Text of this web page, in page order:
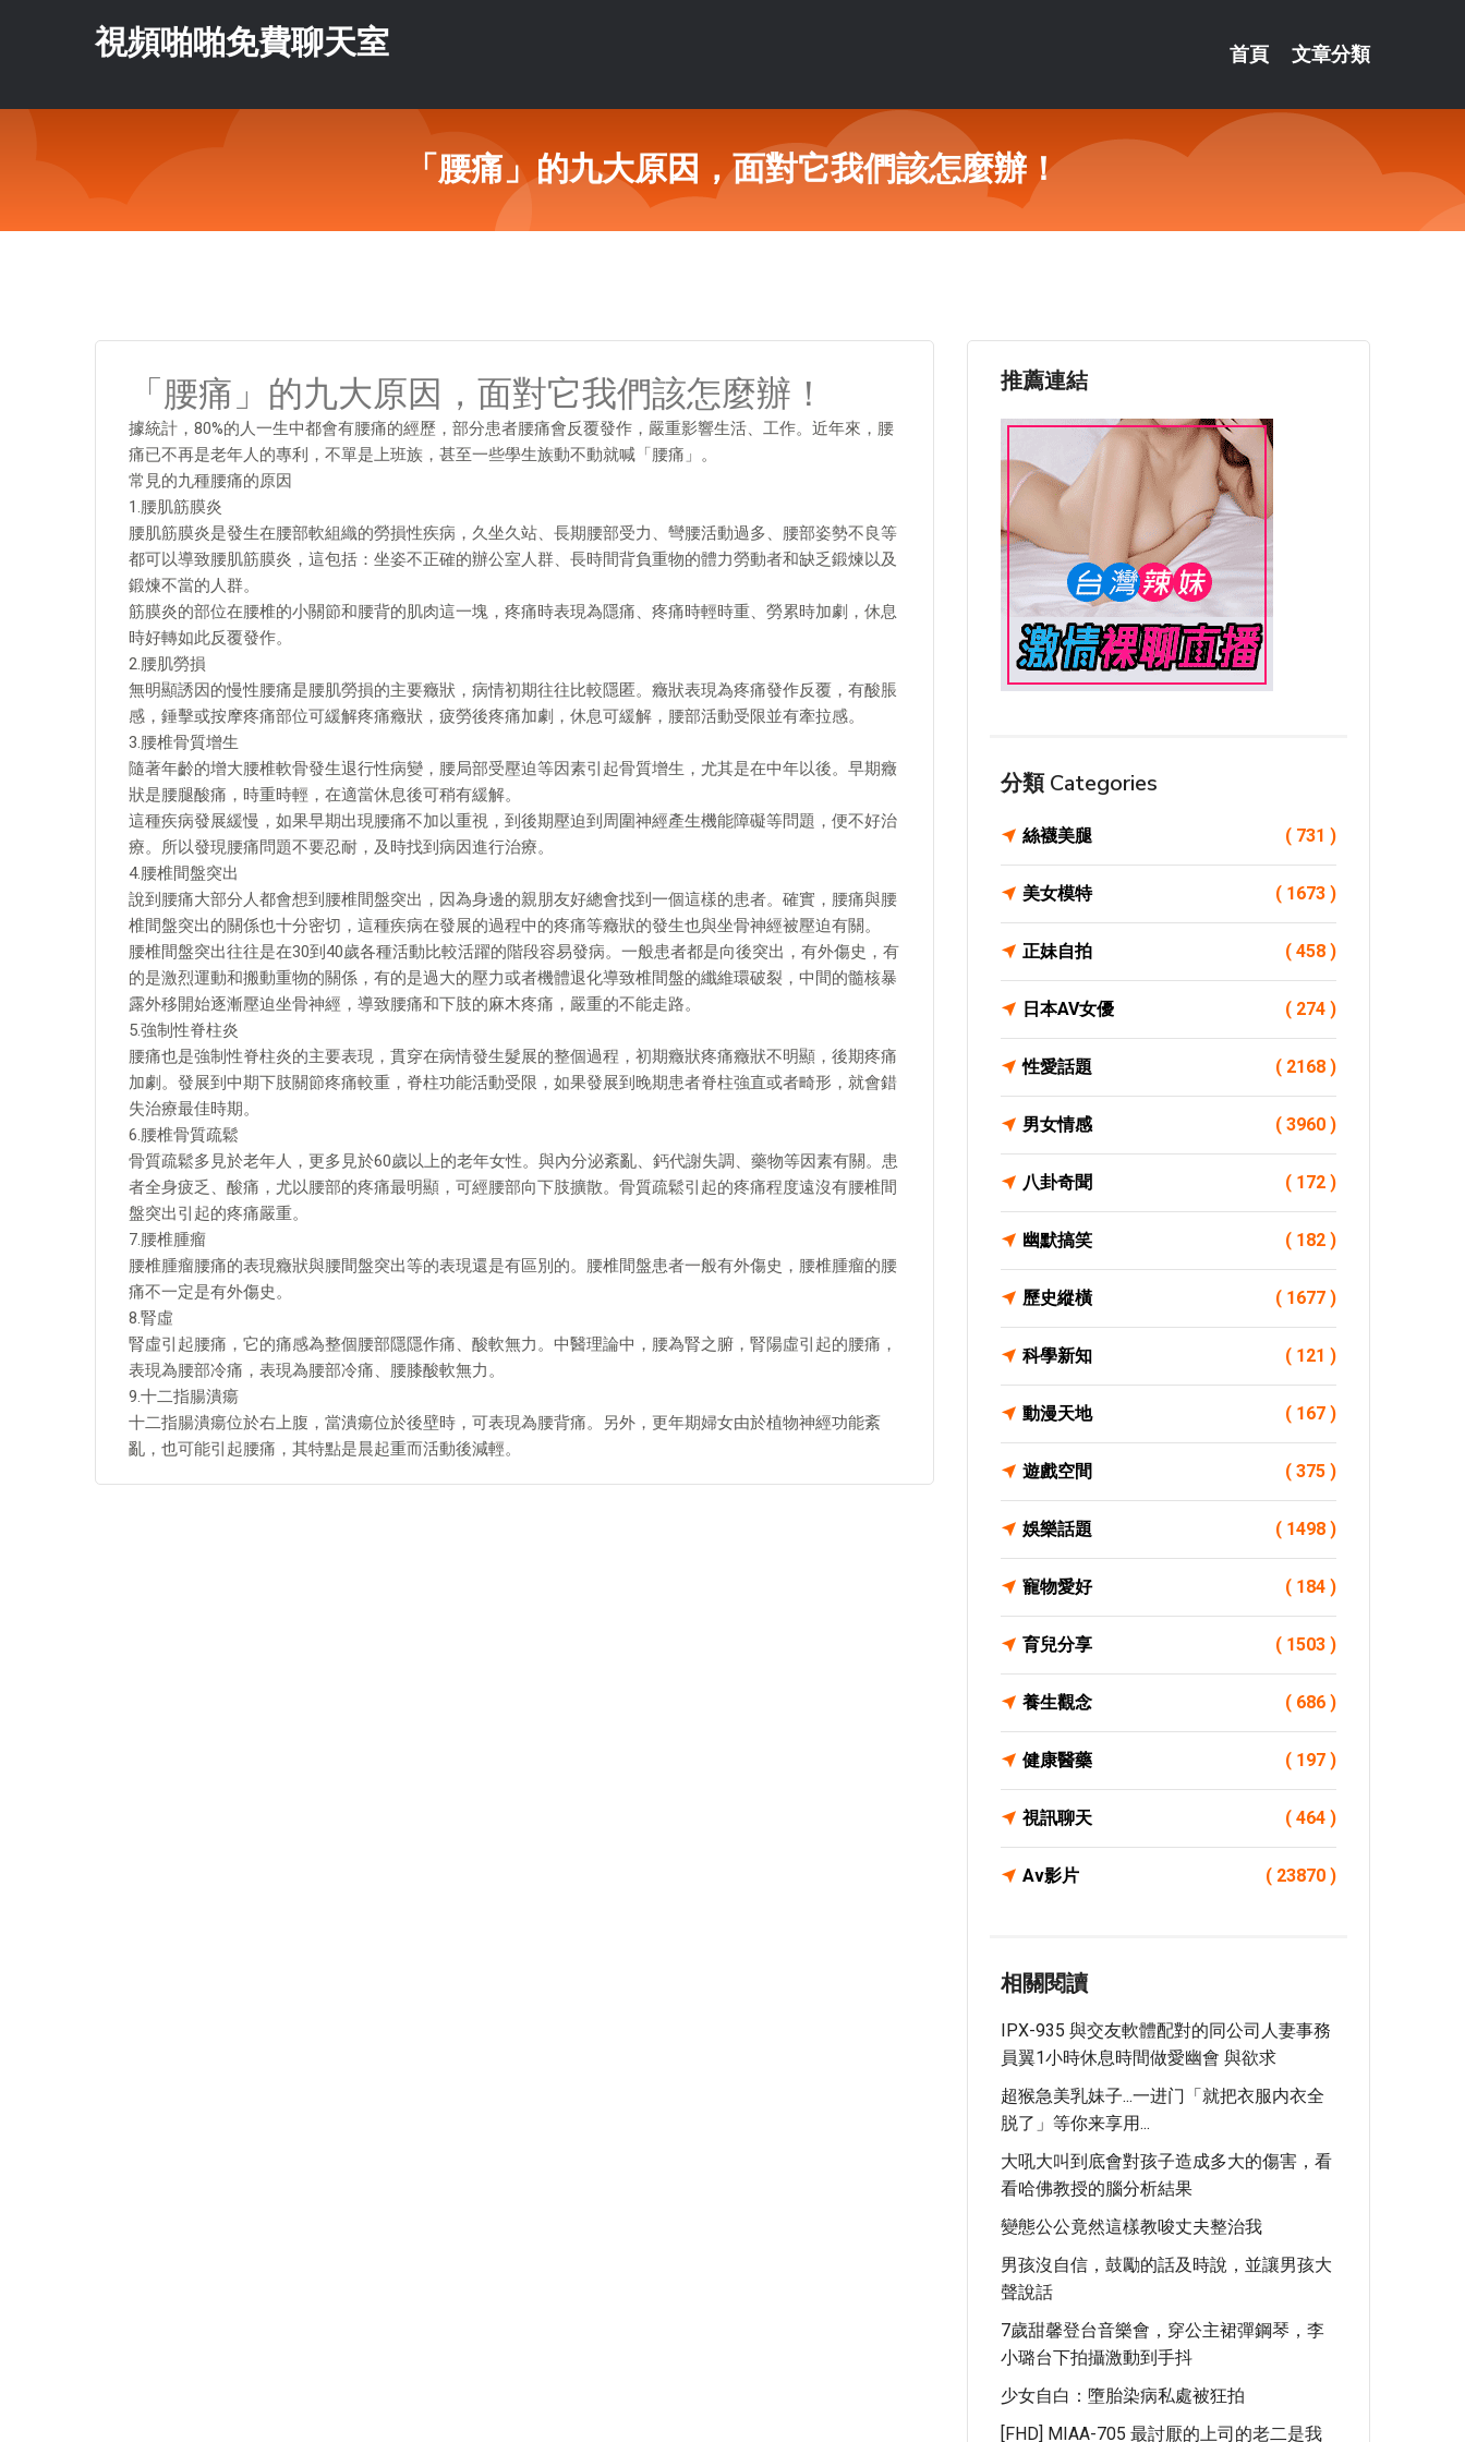
視頻啪啪免費聊天室 首頁 文章分類
「腰痛」的九大原因，面對它我們該怎麼辦！
「腰痛」的九大原因，面對它我們該怎麼辦！
據統計，80%的人一生中都會有腰痛的經歷，部分患者腰痛會反覆發作，嚴重影響生活、工作。近年來，腰
痛已不再是老年人的專利，不單是上班族，甚至一些學生族動不動就喊「腰痛」。
常見的九種腰痛的原因
1.腰肌筋膜炎
腰肌筋膜炎是發生在腰部軟組織的勞損性疾病，久坐久站、長期腰部受力、彎腰活動過多、腰部姿勢不良等
都可以導致腰肌筋膜炎，這包括：坐姿不正確的辦公室人群、長時間背負重物的體力勞動者和缺乏鍛煉以及
鍛煉不當的人群。
筋膜炎的部位在腰椎的小關節和腰背的肌肉這一塊，疼痛時表現為隱痛、疼痛時輕時重、勞累時加劇，休息
時好轉如此反覆發作。
2.腰肌勞損
無明顯誘因的慢性腰痛是腰肌勞損的主要癥狀，病情初期往往比較隱匿。癥狀表現為疼痛發作反覆，有酸脹
感，錘擊或按摩疼痛部位可緩解疼痛癥狀，疲勞後疼痛加劇，休息可緩解，腰部活動受限並有牽拉感。
3.腰椎骨質增生
隨著年齡的增大腰椎軟骨發生退行性病變，腰局部受壓迫等因素引起骨質增生，尤其是在中年以後。早期癥
狀是腰腿酸痛，時重時輕，在適當休息後可稍有緩解。
這種疾病發展緩慢，如果早期出現腰痛不加以重視，到後期壓迫到周圍神經產生機能障礙等問題，便不好治
療。所以發現腰痛問題不要忍耐，及時找到病因進行治療。
4.腰椎間盤突出
說到腰痛大部分人都會想到腰椎間盤突出，因為身邊的親朋友好總會找到一個這樣的患者。確實，腰痛與腰
椎間盤突出的關係也十分密切，這種疾病在發展的過程中的疼痛等癥狀的發生也與坐骨神經被壓迫有關。
腰椎間盤突出往往是在30到40歲各種活動比較活躍的階段容易發病。一般患者都是向後突出，有外傷史，有
的是激烈運動和搬動重物的關係，有的是過大的壓力或者機體退化導致椎間盤的纖維環破裂，中間的髓核暴
露外移開始逐漸壓迫坐骨神經，導致腰痛和下肢的麻木疼痛，嚴重的不能走路。
5.強制性脊柱炎
腰痛也是強制性脊柱炎的主要表現，貫穿在病情發生髮展的整個過程，初期癥狀疼痛癥狀不明顯，後期疼痛
加劇。發展到中期下肢關節疼痛較重，脊柱功能活動受限，如果發展到晚期患者脊柱強直或者畸形，就會錯
失治療最佳時期。
6.腰椎骨質疏鬆
骨質疏鬆多見於老年人，更多見於60歲以上的老年女性。與內分泌紊亂、鈣代謝失調、藥物等因素有關。患
者全身疲乏、酸痛，尤以腰部的疼痛最明顯，可經腰部向下肢擴散。骨質疏鬆引起的疼痛程度遠沒有腰椎間
盤突出引起的疼痛嚴重。
7.腰椎腫瘤
腰椎腫瘤腰痛的表現癥狀與腰間盤突出等的表現還是有區別的。腰椎間盤患者一般有外傷史，腰椎腫瘤的腰
痛不一定是有外傷史。
8.腎虛
腎虛引起腰痛，它的痛感為整個腰部隱隱作痛、酸軟無力。中醫理論中，腰為腎之腑，腎陽虛引起的腰痛，
表現為腰部冷痛，表現為腰部冷痛、腰膝酸軟無力。
9.十二指腸潰瘍
十二指腸潰瘍位於右上腹，當潰瘍位於後壁時，可表現為腰背痛。另外，更年期婦女由於植物神經功能紊
亂，也可能引起腰痛，其特點是晨起重而活動後減輕。
推薦連結
分類 Categories
絲襪美腿 ( 731 )
美女模特 ( 1673 )
正妹自拍 ( 458 )
日本AV女優 ( 274 )
性愛話題 ( 2168 )
男女情感 ( 3960 )
八卦奇聞 ( 172 )
幽默搞笑 ( 182 )
歷史縱橫 ( 1677 )
科學新知 ( 121 )
動漫天地 ( 167 )
遊戲空間 ( 375 )
娛樂話題 ( 1498 )
寵物愛好 ( 184 )
育兒分享 ( 1503 )
養生觀念 ( 686 )
健康醫藥 ( 197 )
視訊聊天 ( 464 )
Av影片 ( 23870 )
相關閱讀
IPX-935 與交友軟體配對的同公司人妻事務
員翼1小時休息時間做愛幽會 與欲求
超猴急美乳妹子...一进门「就把衣服内衣全
脱了」等你来享用...
大吼大叫到底會對孩子造成多大的傷害，看
看哈佛教授的腦分析結果
變態公公竟然這樣教唆丈夫整治我
男孩沒自信，鼓勵的話及時說，並讓男孩大
聲說話
7歲甜馨登台音樂會，穿公主裙彈鋼琴，李
小璐台下拍攝激動到手抖
少女自白：墮胎染病私處被狂拍
[FHD] MIAA-705 最討厭的上司的老二是我